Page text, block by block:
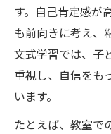
す。自己肯定感が
も前向きに考え、
文式学習では、子
重視し、自信をも
います。
たとえば、教室で